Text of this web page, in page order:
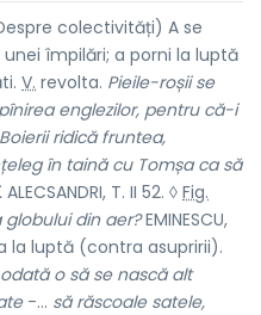
colectivități) A se
împilări; a porni la luptă
V. revolta. Pieile-roșii se
englezilor, pentru că-i
Boierii ridică fruntea,
în taină cu Tomșa ca să
ALECSANDRI, T. II 52. ◊ Fig.
din aer?EMINESCU,
la luptă (contra asupririi).
o să se nască alt
-... să răscoale satele,